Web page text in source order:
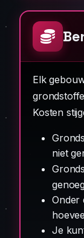
Elk
Kosten
niet
Onder
Je